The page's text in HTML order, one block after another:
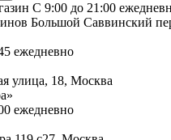
С 9:00 до 21:00
Большой Саввинский
ежедневно
улица, 18, Москва
ежедневно